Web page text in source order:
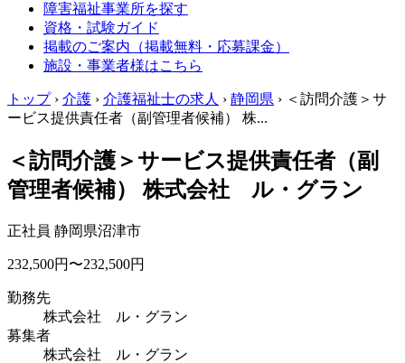
障害福祉事業所を探す
資格・試験ガイド
掲載のご案内（掲載無料・応募課金）
施設・事業者様はこちら
トップ › 介護 › 介護福祉士の求人 › 静岡県 › ＜訪問介護＞サ
ービス提供責任者（副管理者候補） 株...
＜訪問介護＞サービス提供責任者（副
管理者候補） 株式会社 ル・グラン
正社員 静岡県沼津市
232,500円〜232,500円
勤務先
株式会社 ル・グラン
募集者
株式会社 ル・グラン